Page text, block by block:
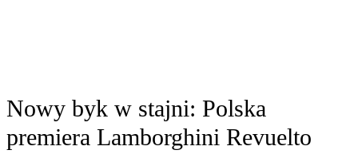
Nowy byk w stajni: Polska
premiera Lamborghini Revuelto